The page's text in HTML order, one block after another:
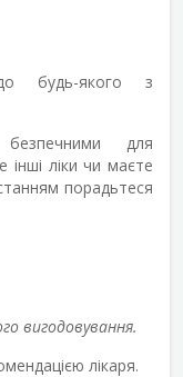
до будь-якого з
для
ліки чи маєте
порадьтеся
вигодовування.
лікаря.